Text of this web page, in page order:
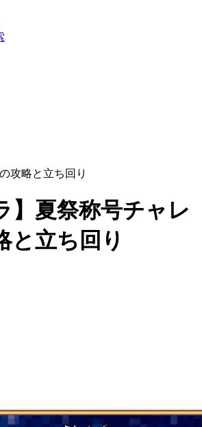
攻略と立ち回り
】夏祭称号チャレ
と立ち回り